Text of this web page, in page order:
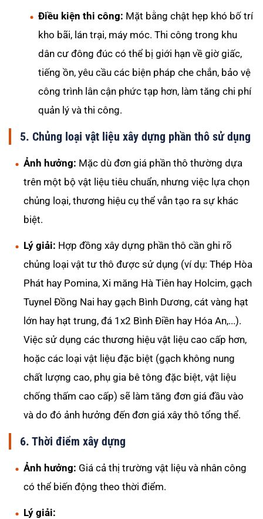
Điều kiện thi công: Mặt bằng chật hẹp khó bố trí
kho bãi, lán trại, máy móc. Thi công trong khu
dân cư đông đúc có thể bị giới hạn về giờ giấc,
tiếng ồn, yêu cầu các biện pháp che chắn, bảo vệ
công trình lân cận phức tạp hơn, làm tăng chi phí
quản lý và thi công.
5. Chủng loại vật liệu xây dựng phần thô sử dụng
Ảnh hưởng: Mặc dù đơn giá phần thô thường dựa
trên một bộ vật liệu tiêu chuẩn, nhưng việc lựa chọn
chủng loại, thương hiệu cụ thể vẫn tạo ra sự khác
biệt.
Lý giải: Hợp đồng xây dựng phần thô cần ghi rõ
chủng loại vật tư thô được sử dụng (ví dụ: Thép Hòa
Phát hay Pomina, Xi măng Hà Tiên hay Holcim, gạch
Tuynel Đồng Nai hay gạch Bình Dương, cát vàng hạt
lớn hay hạt trung, đá 1x2 Bình Điền hay Hóa An,...).
Việc sử dụng các thương hiệu vật liệu cao cấp hơn,
hoặc các loại vật liệu đặc biệt (gạch không nung
chất lượng cao, phụ gia bê tông đặc biệt, vật liệu
chống thấm cao cấp) sẽ làm tăng đơn giá đầu vào
và do đó ảnh hưởng đến đơn giá xây thô tổng thể.
6. Thời điểm xây dựng
Ảnh hưởng: Giá cả thị trường vật liệu và nhân công
có thể biến động theo thời điểm.
Lý giải: